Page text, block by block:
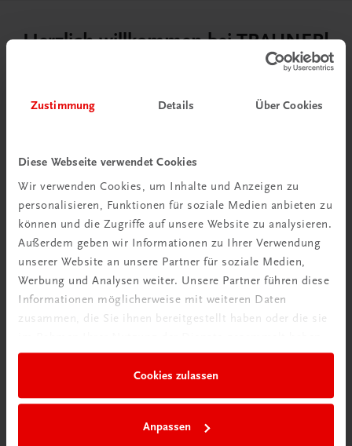
Zustimmung Details Über Cookies
Diese Webseite verwendet Cookies
Wir verwenden Cookies, um Inhalte und Anzeigen zu
personalisieren, Funktionen für soziale Medien anbieten zu
können und die Zugriffe auf unsere Website zu analysieren.
Außerdem geben wir Informationen zu Ihrer Verwendung
unserer Website an unsere Partner für soziale Medien,
Werbung und Analysen weiter. Unsere Partner führen diese
Informationen möglicherweise mit weiteren Daten
zusammen, die Sie ihnen bereitgestellt haben oder die sie
Cookies zulassen
Anpassen
Herzlich willkommen bei TRAUNER!
Wir sind ein österreichisches Familienunternehmen mit
75 Mitarbeiterinnen und Mitarbeitern, die eines verbindet:
Begeisterung für unsere Produkte.
mehr erfahren
Köglstraße 14 | 4020 Linz
Österreich/Austria
Tel.:
buchservice@trauner.at